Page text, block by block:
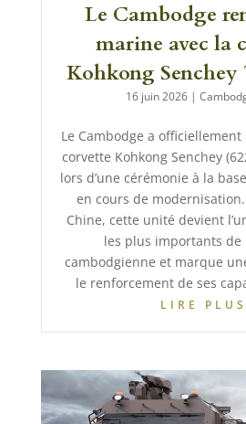
Le Cambodge
marine avec la
Kohkong Senchey
16 juin 2026 |
Le Cambodge a
corvette Kohkong Senchey
lors d’une cérémonie à la
en cours de
Chine, cette unité devient
les plus importants de
cambodgienne et marque
le renforcement de ses
LIRE PLUS